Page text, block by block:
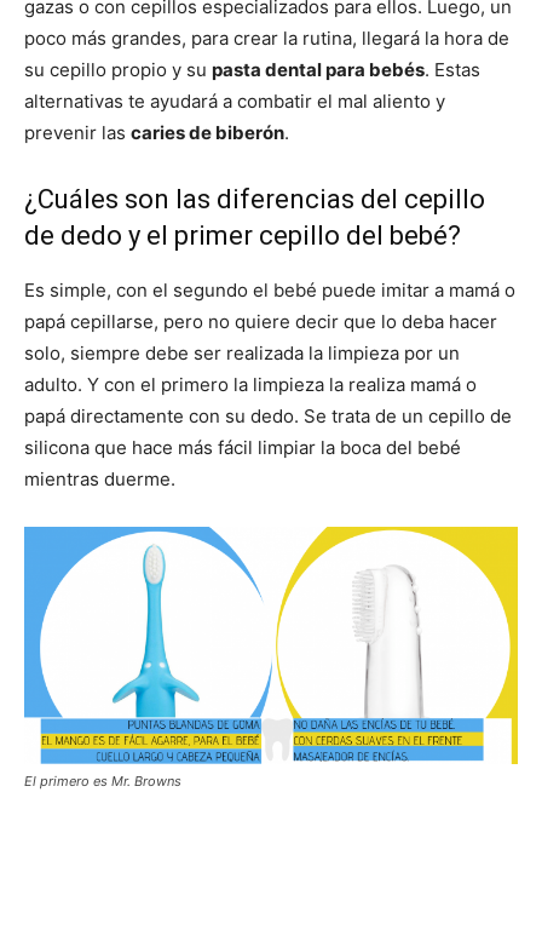
gazas o con cepillos especializados para ellos. Luego, un
poco más grandes, para crear la rutina, llegará la hora de
su cepillo propio y su pasta dental para bebés. Estas
alternativas te ayudará a combatir el mal aliento y
prevenir las caries de biberón.
¿Cuáles son las diferencias del cepillo
de dedo y el primer cepillo del bebé?
Es simple, con el segundo el bebé puede imitar a mamá o
papá cepillarse, pero no quiere decir que lo deba hacer
solo, siempre debe ser realizada la limpieza por un
adulto. Y con el primero la limpieza la realiza mamá o
papá directamente con su dedo. Se trata de un cepillo de
silicona que hace más fácil limpiar la boca del bebé
mientras duerme.
El primero es Mr. Browns